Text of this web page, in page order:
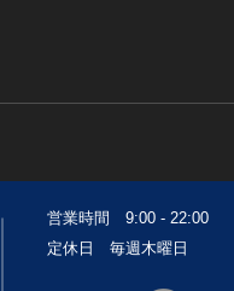
営業時間 9:00 - 22:00
定休日 毎週木曜日